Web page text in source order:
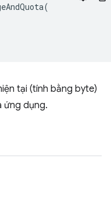
(
tại (tính bằng byte)
ứng dụng.